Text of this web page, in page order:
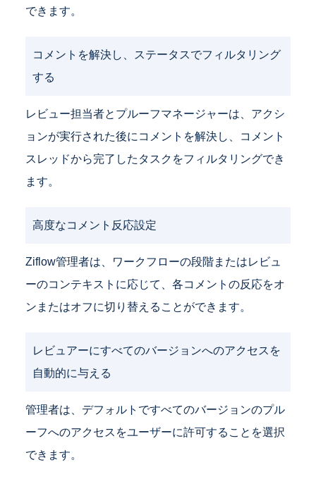
できます。
コメントを解決し、ステータスでフィルタリング
する
レビュー担当者とプルーフマネージャーは、アクシ
ョンが実行された後にコメントを解決し、コメント
スレッドから完了したタスクをフィルタリングでき
ます。
高度なコメント反応設定
Ziflow管理者は、ワークフローの段階またはレビュ
ーのコンテキストに応じて、各コメントの反応をオ
ンまたはオフに切り替えることができます。
レビュアーにすべてのバージョンへのアクセスを
自動的に与える
管理者は、デフォルトですべてのバージョンのプル
ーフへのアクセスをユーザーに許可することを選択
できます。